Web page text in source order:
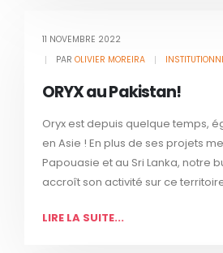
11 NOVEMBRE 2022
PAROLIVIER MOREIRA
ORYX au Pakistan!
Oryx est depuis quelque temps,
en Asie ! En plus de ses projets
Papouasie et au Sri Lanka, notre
accroît son activité sur ce
LIRE LA SUITE...